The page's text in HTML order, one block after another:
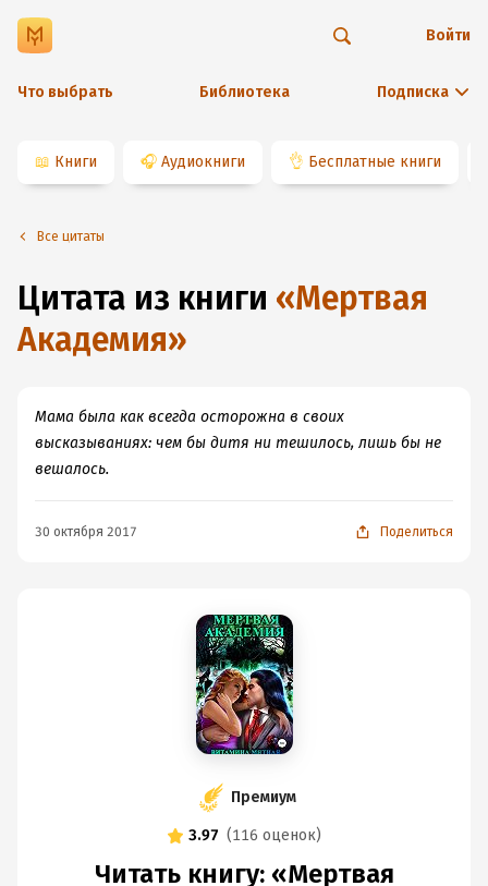
Что выбрать Библиотека Подписка
Войти
📖 Книги 🎧 Аудиокниги 👌 Бесплатные книги
Все цитаты
Цитата из книги «Мертвая
Академия»
Мама была как всегда осторожна в своих
высказываниях: чем бы дитя ни тешилось, лишь бы не
вешалось.
30 октября 2017 Поделиться
Премиум
3.97 (116 оценок)
Читать книгу: «Мертвая